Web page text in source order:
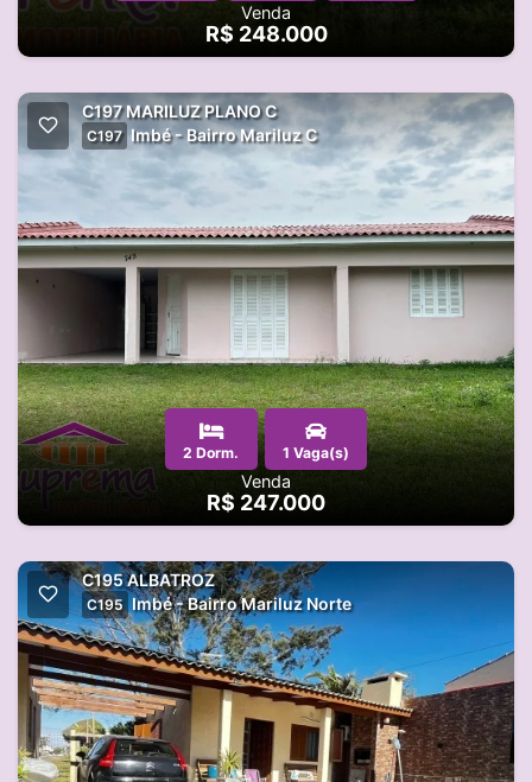
Venda
R$ 248.000
C197 MARILUZ PLANO C
C197 Imbé - Bairro Mariluz C
2 Dorm. 1 Vaga(s)
Venda
R$ 247.000
C195 ALBATROZ
C195 Imbé - Bairro Mariluz Norte